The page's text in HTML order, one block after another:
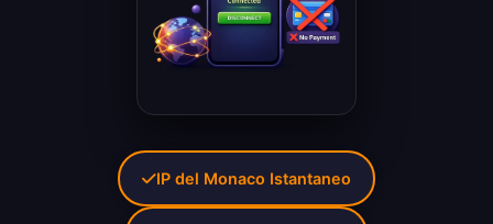
IP del Monaco Istantaneo